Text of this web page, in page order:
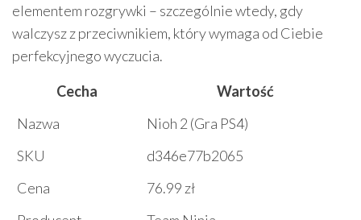
elementem rozgrywki – szczególnie wtedy, gdy
walczysz z przeciwnikiem, który wymaga od Ciebie
perfekcyjnego wyczucia.
Cecha
Wartość
Nazwa
Nioh 2 (Gra PS4)
SKU
d346e77b2065
Cena
76.99 zł